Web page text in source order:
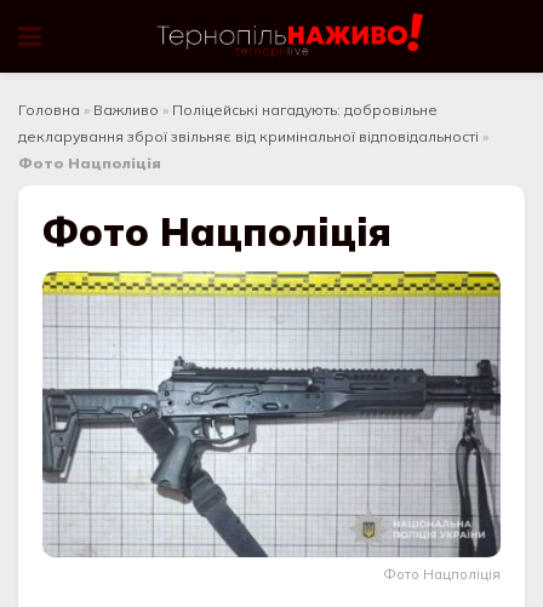
Головна » Важливо » Поліцейські нагадують: добровільне
декларування зброї звільняє від кримінальної відповідальності »
Фото Нацполіція
Фото Нацполіція
Фото Нацполіція